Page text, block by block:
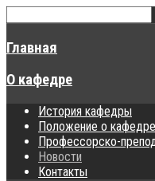
Главная
О кафедре
История кафедры
Положение о кафедре
Профессорско-
Новости
Контакты